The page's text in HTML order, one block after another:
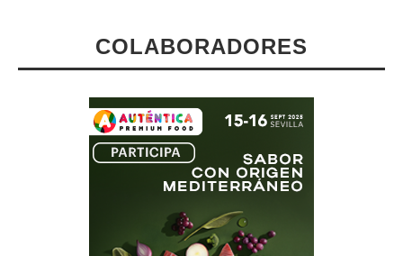
COLABORADORES